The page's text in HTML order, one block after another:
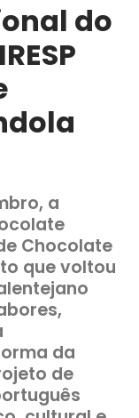
do
a
Chocolate
que voltou
da
de